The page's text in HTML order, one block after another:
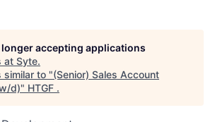
accepting applications
at Syte.
similar to "(Senior) Sales Account
d)" HTGF .